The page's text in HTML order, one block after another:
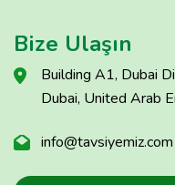
Bize Ulaşın
Building A1, Dubai
Dubai, United Arab
info@tavsiyemiz.com